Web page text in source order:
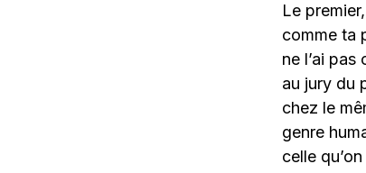
Le
comme ta
ne l’ai
au jury du
chez le
genre
celle